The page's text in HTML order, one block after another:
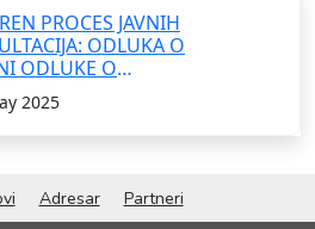
PROCES JAVNIH
ODLUKA O
ODLUKE O
INTERRESORNE
GRUPE ZA IZRADU
ZAKONA O
2025
Adresar Partneri